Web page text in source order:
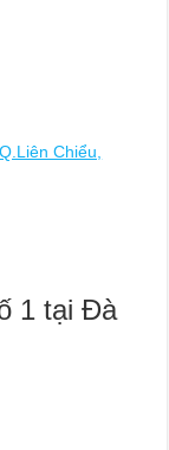
Chiểu,
1 tại Đà